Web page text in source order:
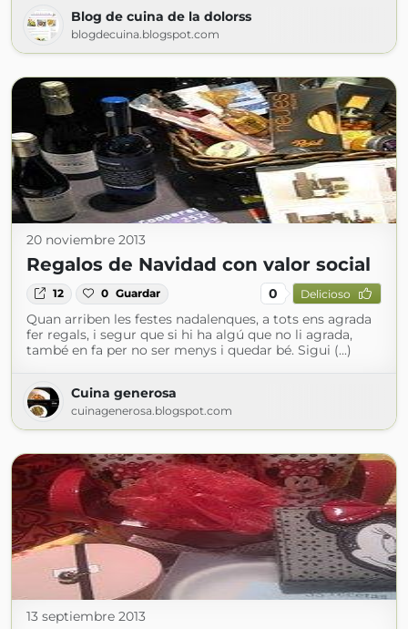
Blog de cuina de la dolorss
blogdecuina.blogspot.com
20 noviembre 2013
Regalos de Navidad con valor social
12 0 Guardar 0 Delicioso
Quan arriben les festes nadalenques, a tots ens agrada
fer regals, i segur que si hi ha algú que no li agrada,
també en fa per no ser menys i quedar bé. Sigui (...)
Cuina generosa
cuinagenerosa.blogspot.com
13 septiembre 2013